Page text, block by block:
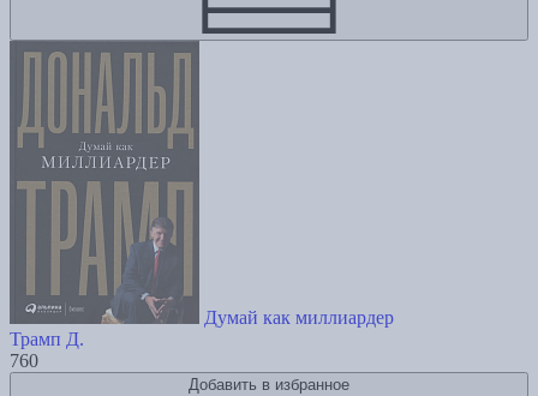
Думай как миллиардер
Трамп Д.
760
Добавить в избранное